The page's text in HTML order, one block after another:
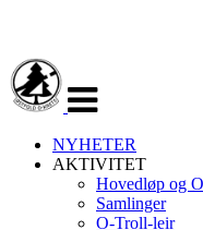
navigasjon
NYHETER
AKTIVITET
Hovedløp og
Samlinger
O-Troll-leir